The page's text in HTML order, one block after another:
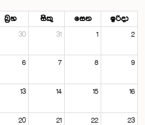
බ්‍රහ සිකු සෙන ඉරිදා
30 31 1 2
6 7 8 9
13 14 15 16
20 21 22 23